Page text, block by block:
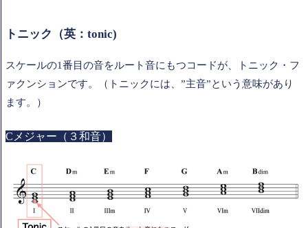
トニック（英：tonic)
スケールの1番目の音をルート音にもつコードが、トニック・フ
ァクンションです。（トニックには、”主音”という意味があり
ます。）
Cメジャー（３和音）